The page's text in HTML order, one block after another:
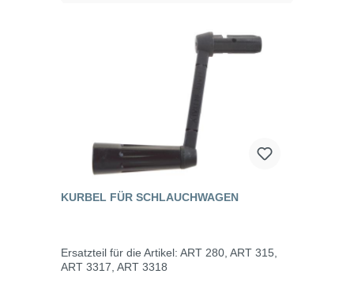
KURBEL FÜR SCHLAUCHWAGEN
Ersatzteil für die Artikel: ART 280, ART 315,
ART 3317, ART 3318